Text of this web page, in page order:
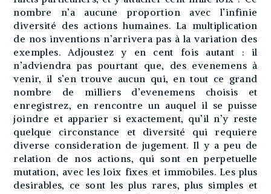
nombre n’a aucune proportion avec l’infinie
diversité des actions humaines. La multiplication
de nos inventions n’arrivera pas à la variation des
exemples. Adjoustez y en cent fois autant : il
n’adviendra pas pourtant que, des evenemens à
venir, il s’en trouve aucun qui, en tout ce grand
nombre de milliers d’evenemens choisis et
enregistrez, en rencontre un auquel il se puisse
joindre et apparier si exactement, qu’il n’y reste
quelque circonstance et diversité qui requiere
diverse consideration de jugement. Il y a peu de
relation de nos actions, qui sont en perpetuelle
mutation, avec les loix fixes et immobiles. Les plus
desirables, ce sont les plus rares, plus simples et